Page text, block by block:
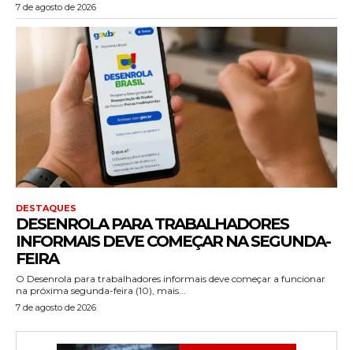
7 de agosto de 2026
DESTAQUES
DESENROLA PARA TRABALHADORES
INFORMAIS DEVE COMEÇAR NA SEGUNDA-
FEIRA
O Desenrola para trabalhadores informais deve começar a funcionar
na próxima segunda-feira (10), mais...
7 de agosto de 2026